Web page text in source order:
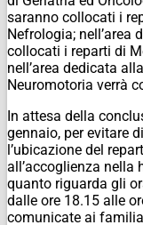
saranno collocati i
Nefrologia; nell’area
collocati i reparti di
nell’area dedicata
Neuromotoria verrà
In attesa della
gennaio, per evitare
l’ubicazione del
all’accoglienza nella
quanto riguarda gli
dalle ore 18.15 alle
comunicate ai